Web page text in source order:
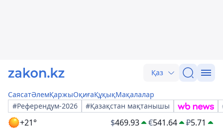
Қаз
СаясатӘлемҚаржыОқиғаҚұқықМақалалар
#Референдум-2026
#Қазақстан мақтанышы
+21° $469.93 €541.64 ₽5.71